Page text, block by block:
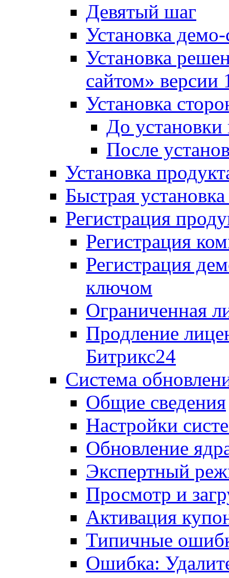
Девятый шаг
Установка
Установка
сайтом»
Установка
До установки
После
Установка
Быстрая
Регистрация
Регистрация
Регистрация
ключом
Ограниченная
Продление
Битрикс24
Система
Общие сведения
Настройки
Обновление
Экспертный
Просмотр и
Активация
Типичные
Ошибка: